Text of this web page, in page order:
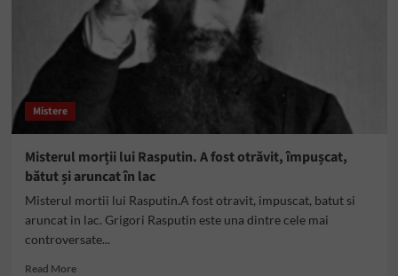
Mistere
Misterul morții lui Rasputin. A fost otrăvit, împușcat,
bătut și aruncat în lac
Misterul mortii lui Rasputin.A fost otravit, impuscat, batut si
aruncat in lac. Grigori Rasputin este una dintre cele mai
controversate...
Read MoreRead